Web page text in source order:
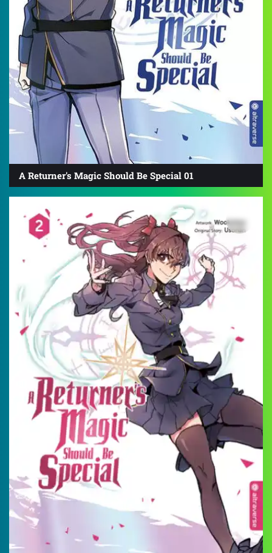
A Returner's Magic Should Be Special 01